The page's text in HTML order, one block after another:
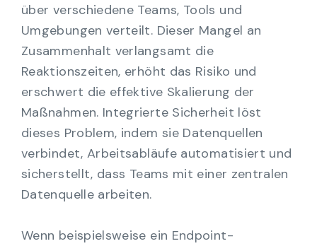
über verschiedene Teams, Tools und
Umgebungen verteilt. Dieser Mangel an
Zusammenhalt verlangsamt die
Reaktionszeiten, erhöht das Risiko und
erschwert die effektive Skalierung der
Maßnahmen. Integrierte Sicherheit löst
dieses Problem, indem sie Datenquellen
verbindet, Arbeitsabläufe automatisiert und
sicherstellt, dass Teams mit einer zentralen
Datenquelle arbeiten.
Wenn beispielsweise ein Endpoint-